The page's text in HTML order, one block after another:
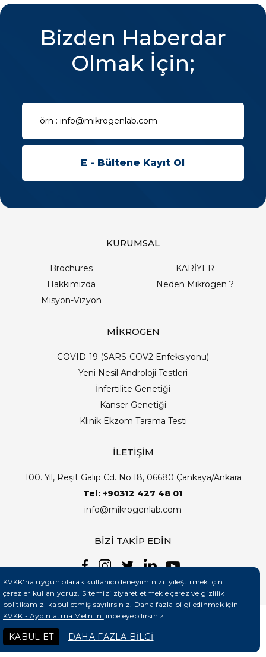
Bizden Haberdar
Olmak İçin;
KURUMSAL
Brochures
KARİYER
Hakkımızda
Neden Mikrogen ?
Misyon-Vizyon
MİKROGEN
COVID-19 (SARS-COV2 Enfeksiyonu)
Yeni Nesil Androloji Testleri
İnfertilite Genetiği
Kanser Genetiği
Klinik Ekzom Tarama Testi
İLETİŞİM
100. Yıl, Reşit Galip Cd. No:18, 06680 Çankaya/Ankara
Tel: +90312 427 48 01
info@mikrogenlab.com
BİZİ TAKİP EDİN
Teknobay (+90 444 5 331)
KVKK'na uygun olarak kullanıcı deneyiminizi iyileştirmek için
çerezler kullanıyoruz. Sitemizi ziyaret etmekle çerez ve gizlilik
politikamızı kabul etmiş sayılırsınız. Daha fazla bilgi edinmek için
KVKK - Aydınlatma Metni'ni inceleyebilirsiniz.
KABUL ET DAHA FAZLA BİLGİ